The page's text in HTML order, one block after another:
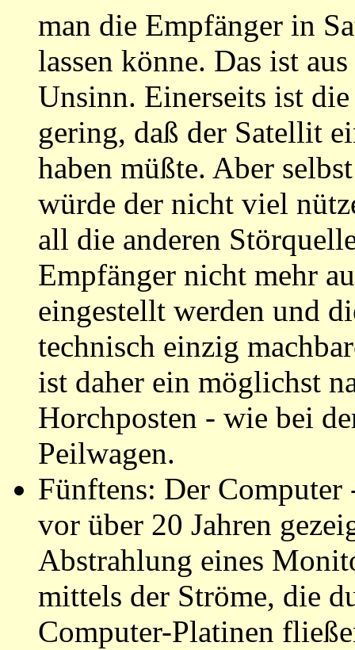
man die Empfänger in
lassen könne. Das ist
Unsinn. Einerseits ist
gering, daß der Satellit
haben müßte. Aber
würde der nicht viel
all die anderen
Empfänger nicht mehr
eingestellt werden und
technisch einzig
ist daher ein möglichst
Horchposten - wie bei
Peilwagen.
Fünftens: Der Computer
vor über 20 Jahren
Abstrahlung eines
mittels der Ströme, die
Computer-Platinen